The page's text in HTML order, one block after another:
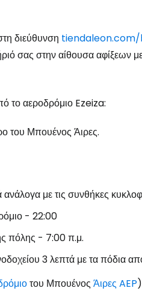
διεύθυνση tiendaleon.com/
σας στην αίθουσα αφίξεων
το αεροδρόμιο Ezeiza:
του Μπουένος Άιρες.
με τις συνθήκες
- 22:00
πόλης - 7:00 π.μ.
3 λεπτά με τα πόδια
του Μπουένος Άιρες AEP)
στο